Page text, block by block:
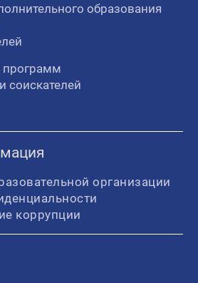
образования
программ
соискателей
организации
коррупции